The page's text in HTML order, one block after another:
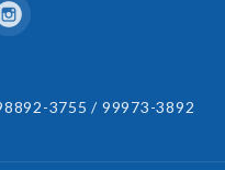
3755 / 99973-3892